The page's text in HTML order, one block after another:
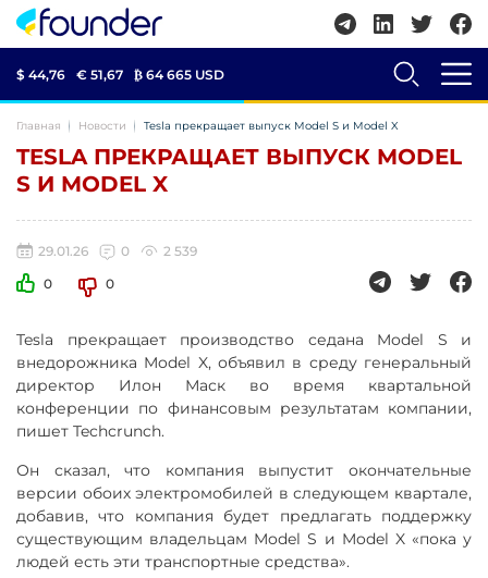
$ 44,76 € 51,67 ₿ 64 665 USD
Главная Новости Tesla прекращает выпуск Model S и Model X
TESLA ПРЕКРАЩАЕТ ВЫПУСК MODEL
S И MODEL X
29.01.26 0
2 539
0
0
Tesla прекращает производство седана Model S и
внедорожника Model X, объявил в среду генеральный
директор Илон Маск во время квартальной
конференции по финансовым результатам компании,
пишет Techcrunch.
Он сказал, что компания выпустит окончательные
версии обоих электромобилей в следующем квартале,
добавив, что компания будет предлагать поддержку
существующим владельцам Model S и Model X «пока у
людей есть эти транспортные средства».